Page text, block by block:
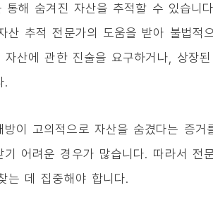
해 숨겨진 자산을 추적할 수 있습니
산 추적 전문가의 도움을 받아 불법적
산에 관한 진술을 요구하거나, 상장
.
이 고의적으로 자산을 숨겼다는 증거
어려운 경우가 많습니다. 따라서 전
는 데 집중해야 합니다.